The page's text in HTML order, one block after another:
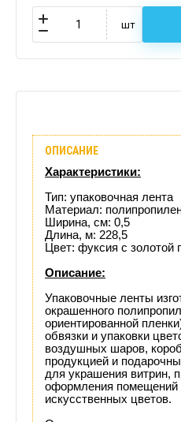
шт
Отзывы
(0)
Доставка
этого
товара
ОПИСАНИЕ
Характеристики:
Тип: упаковочная лента
Материал:
Ширина, см: 0,5
Длина, м: 228,5
Цвет: фуксия с золотой
Описание:
Упаковочные ленты
окрашенного
ориентированной
обвязки и упаковки
воздушных шаров,
продукцией и
для украшения витрин,
оформления помещений
искусственных цветов.